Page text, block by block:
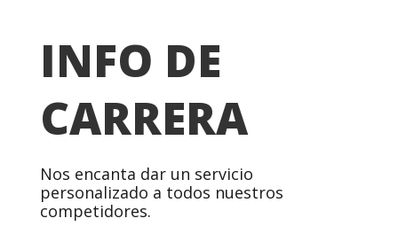
INFO DE
CARRERA
Nos encanta dar un servicio
personalizado a todos nuestros
competidores.